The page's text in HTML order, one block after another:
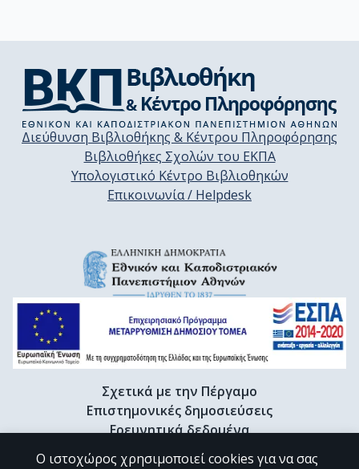
Διεύθυνση Βιβλιοθήκης & Κέντρου Πληροφόρησης
Βιβλιοθήκες Σχολών του ΕΚΠΑ
Υπολογιστικό Κέντρο Βιβλιοθηκών
Επικοινωνία / Helpdesk
Σχετικά με την Πέργαμο
Επιστημονικές δημοσιεύσεις
Ερευνητικά δεδομένα
Διδακτορικές διατριβές & Γκρίζα βιβλιογραφία
Ο ιστοχώρος χρησιμοποιεί cookies για να σας